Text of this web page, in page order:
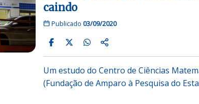
caindo
Publicado 03/09/2020
Um estudo do Centro de Ciências
(Fundação de Amparo à Pesquisa do